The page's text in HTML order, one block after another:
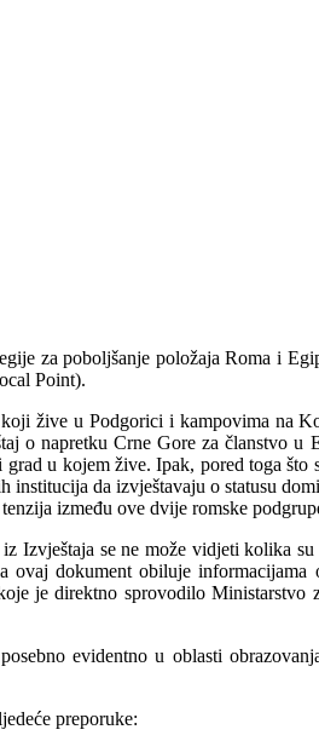
za poboljšanje položaja Roma i
Point).
žive u Podgorici i kampovima na
o napretku Crne Gore za članstvo
u kojem žive. Ipak, pored toga što
da izvještavaju o statusu
između ove dvije romske
Izvještaja se ne može vidjeti kolika
ovaj dokument obiluje informacijama
je direktno sprovodilo Ministarstvo
evidentno u oblasti
preporuke: